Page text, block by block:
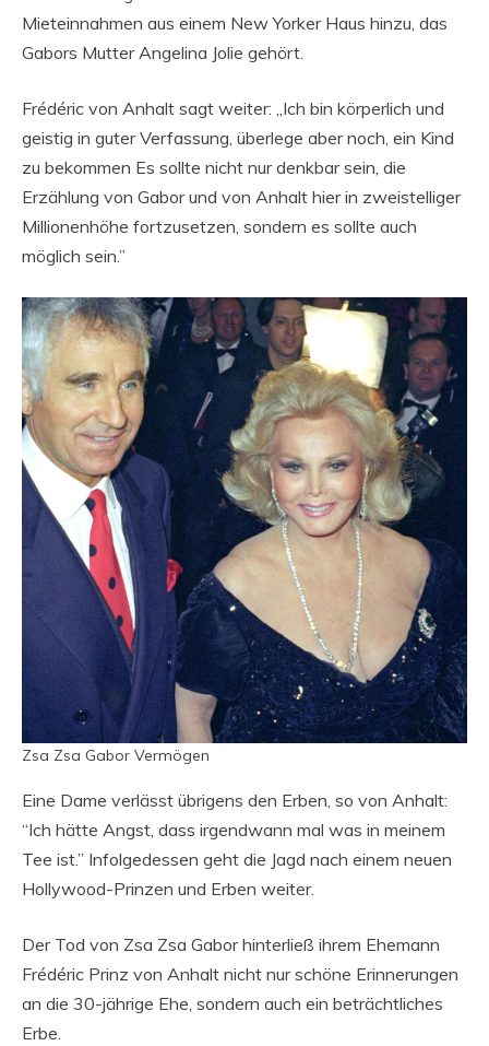
Mieteinnahmen aus einem New Yorker Haus hinzu, das
Gabors Mutter Angelina Jolie gehört.
Frédéric von Anhalt sagt weiter: „Ich bin körperlich und
geistig in guter Verfassung, überlege aber noch, ein Kind
zu bekommen Es sollte nicht nur denkbar sein, die
Erzählung von Gabor und von Anhalt hier in zweistelliger
Millionenhöhe fortzusetzen, sondern es sollte auch
möglich sein.”
Zsa Zsa Gabor Vermögen
Eine Dame verlässt übrigens den Erben, so von Anhalt:
“Ich hätte Angst, dass irgendwann mal was in meinem
Tee ist.” Infolgedessen geht die Jagd nach einem neuen
Hollywood-Prinzen und Erben weiter.
Der Tod von Zsa Zsa Gabor hinterließ ihrem Ehemann
Frédéric Prinz von Anhalt nicht nur schöne Erinnerungen
an die 30-jährige Ehe, sondern auch ein beträchtliches
Erbe.